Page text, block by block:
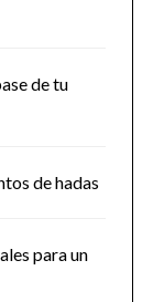
de tu
de hadas
para un